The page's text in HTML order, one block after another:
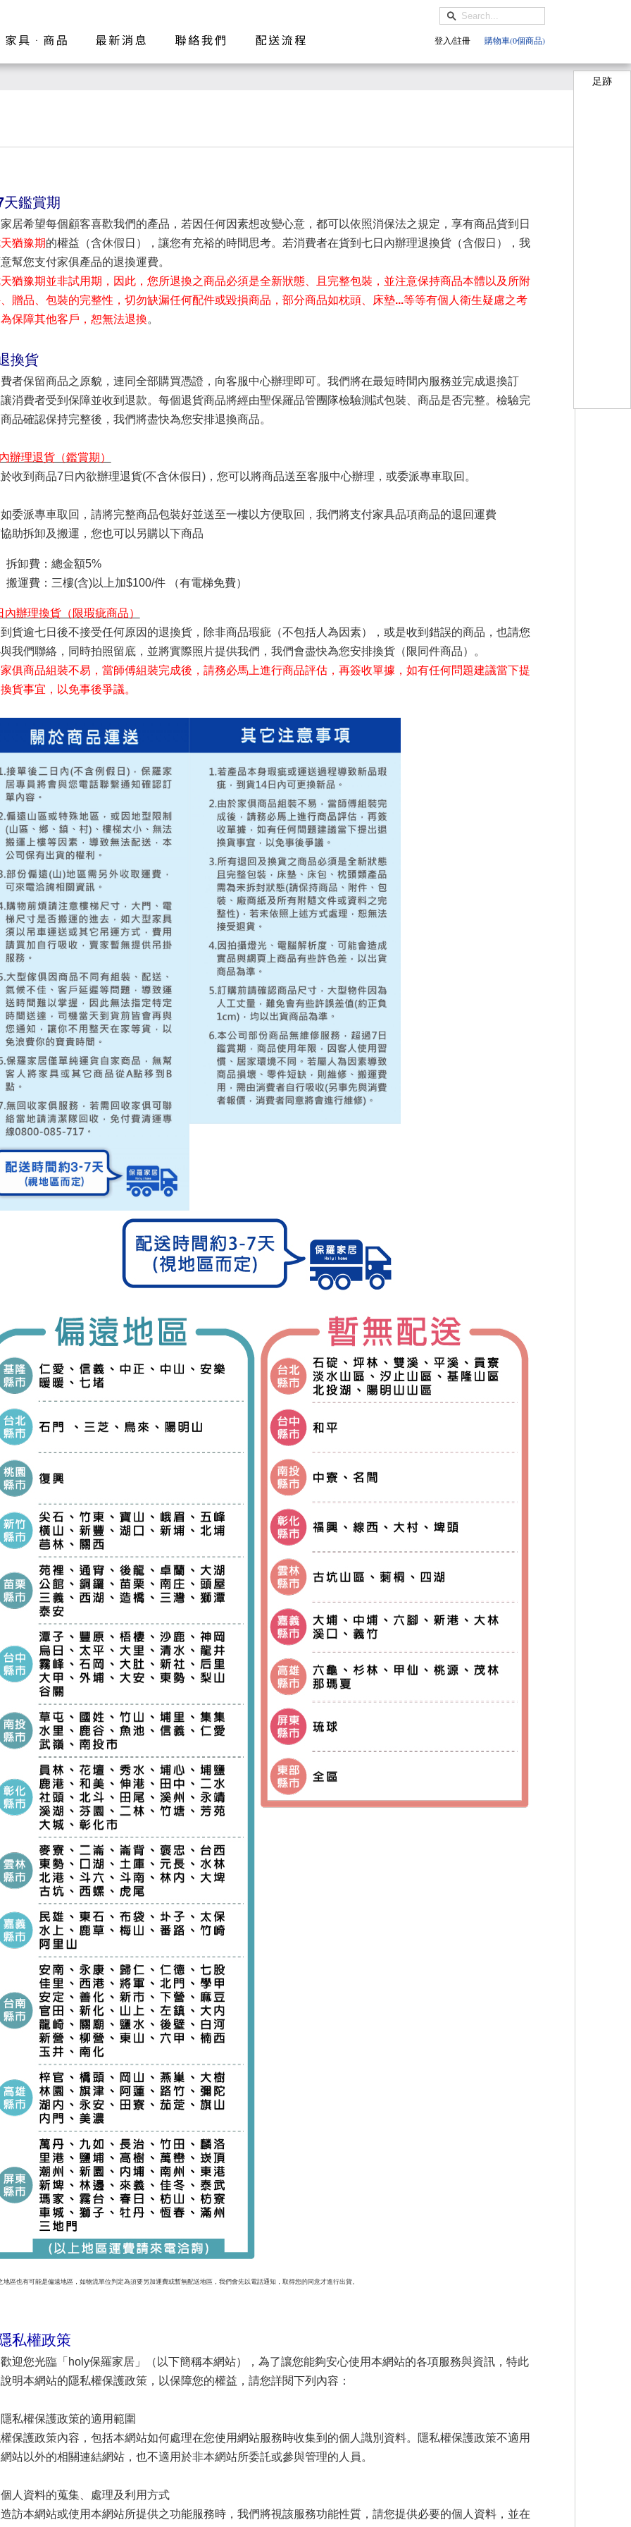
購物車(0個商品)
登入/註冊
天鑑賞期
居希望每個顧客喜歡我們的產品，若因任何因素想改變心意，都可以依照消保法之規定，享有商品貨到日
猶豫期的權益（含休假日），讓您有充裕的時間思考。若消費者在貨到七日內辦理退換貨（含假日），我
幫您支付家俱產品的退換運費。
猶豫期並非試用期，因此，您所退換之商品必須是全新狀態、且完整包裝，並注意保持商品本體以及所附
贈品、包裝的完整性，切勿缺漏任何配件或毀損商品，部分商品如枕頭、床墊...等等有個人衛生疑慮之考
保障其他客戶，恕無法退換。
換貨
者保留商品之原貌，連同全部購買憑證，向客服中心辦理即可。我們將在最短時間內服務並完成退換訂
消費者受到保障並收到退款。每個退貨商品將經由聖保羅品管團隊檢驗測試包裝、商品是否完整。檢驗完
品確認保持完整後，我們將盡快為您安排退換商品。
辦理退貨（鑑賞期）
收到商品7日內欲辦理退貨(不含休假日)，您可以將商品送至客服中心辦理，或委派專車取回。
委派專車取回 ，請將完整商品包裝好並送至一樓以方便取回，我們將支付家具品項商品的退回運費
助拆卸及搬運，您也可以另購以下商品
拆卸費：總金額5%
搬運費：三樓(含)以上加$100/件 （有電梯免費）
內辦理換貨（限瑕疵商品）
貨逾七日後不接受任何原因的退換貨，除非商品瑕疵（不包括人為因素），或是收到錯誤的商品，也請您
我們聯絡，同時拍照留底，並將實際照片提供我們，我們會盡快為您安排換貨（限同件商品）。
俱商品組裝不易，當師傅組裝完成後，請務必馬上進行商品評估，再簽收單據，如有任何問題建議當下提
貨事宜，以免事後爭議。
地區也有可能是偏遠地區，如物流單位判定為須要另加運費或暫無配送地區，我們會先以電話通知，取得您的同意才進行出貨。
私權政策
迎您光臨「holy保羅家居」（以下簡稱本網站），為了讓您能夠安心使用本網站的各項服務與資訊，特此
明本網站的隱私權保護政策，以保障您的權益，請您詳閱下列內容：
私權保護政策的適用範圍
保護政策內容，包括本網站如何處理在您使用網站服務時收集到的個人識別資料。隱私權保護政策不適用
站以外的相關連結網站，也不適用於非本網站所委託或參與管理的人員。
人資料的蒐集、處理及利用方式
訪本網站或使用本網站所提供之功能服務時，我們將視該服務功能性質，請您提供必要的個人資料，並在
足跡